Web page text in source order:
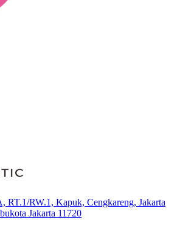
RT.1/RW.1, Kapuk, Cengkareng, Jakarta
Jakarta 11720